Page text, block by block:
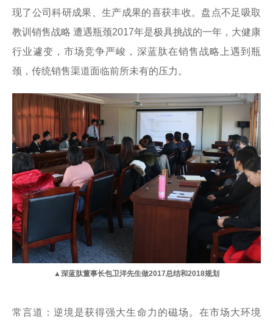
现了公司科研成果、生产成果的喜获丰收。盘点不足吸取
教训销售战略 遭遇瓶颈2017年是极具挑战的一年，大健康
行业遽变，市场竞争严峻，深蓝肽在销售战略上遇到瓶
颈，传统销售渠道面临前所未有的压力。
▲深蓝肽董事长包卫洋先生做2017总结和2018规划
常言道：逆境是获得强大生命力的磁场。在市场大环境